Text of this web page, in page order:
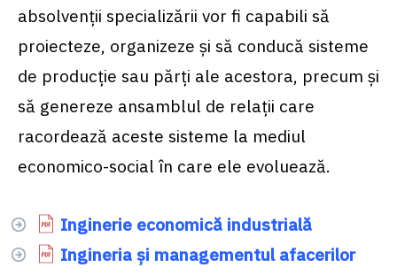
absolvenţii specializării vor fi capabili să
proiecteze, organizeze şi să conducă sisteme
de producţie sau părţi ale acestora, precum şi
să genereze ansamblul de relaţii care
racordează aceste sisteme la mediul
economico-social în care ele evoluează.
Inginerie economică industrială
Ingineria și managementul afacerilor